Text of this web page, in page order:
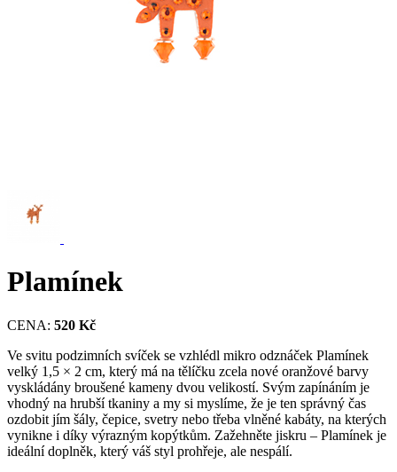
Plamínek
CENA: 520 Kč
Ve svitu podzimních svíček se vzhlédl mikro odznáček Plamínek
velký 1,5 × 2 cm, který má na tělíčku zcela nové oranžové barvy
vyskládány broušené kameny dvou velikostí. Svým zapínáním je
vhodný na hrubší tkaniny a my si myslíme, že je ten správný čas
ozdobit jím šály, čepice, svetry nebo třeba vlněné kabáty, na kterých
vynikne i díky výrazným kopýtkům. Zažehněte jiskru – Plamínek je
ideální doplněk, který váš styl prohřeje, ale nespálí.